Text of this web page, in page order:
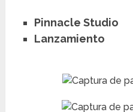
Pinnacle Studio
Lanzamiento